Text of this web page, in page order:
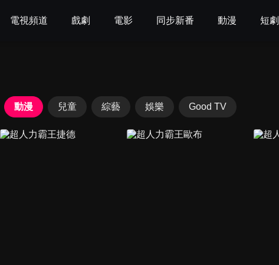
電視頻道 戲劇 電影 同步新番 動漫 短劇
動漫 兒童 綜藝 娛樂 Good TV